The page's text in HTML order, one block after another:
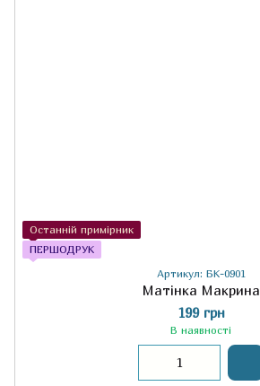
Останній примірник
ПЕРШОДРУК
Артикул: БК-0901
Матінка Макрина
199 грн
В наявності